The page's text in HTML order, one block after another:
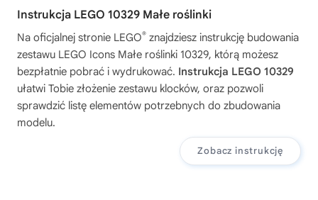
Instrukcja LEGO 10329 Małe roślinki
Na oficjalnej stronie LEGO® znajdziesz instrukcję budowania
zestawu LEGO Icons Małe roślinki 10329, którą możesz
bezpłatnie pobrać i wydrukować. Instrukcja LEGO 10329
ułatwi Tobie złożenie zestawu klocków, oraz pozwoli
sprawdzić listę elementów potrzebnych do zbudowania
modelu.
Zobacz instrukcję